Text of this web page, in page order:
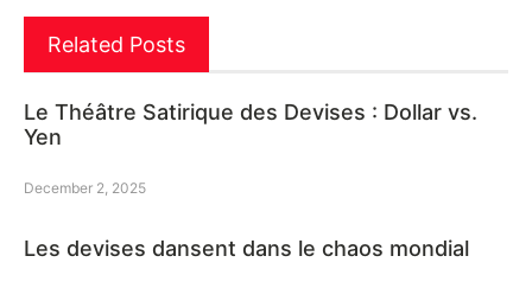
Related Posts
Le Théâtre Satirique des Devises : Dollar vs.
Yen
December 2, 2025
Les devises dansent dans le chaos mondial